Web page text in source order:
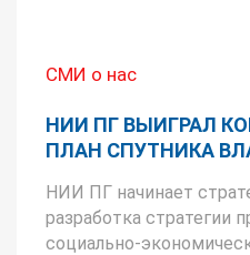
СМИ о нас
НИИ ПГ ВЫИГРАЛ
ПЛАН СПУТНИКА
НИИ ПГ начинает
разработка стратегии
социально-